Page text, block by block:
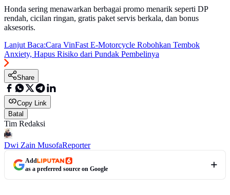
Honda sering menawarkan berbagai promo menarik seperti DP
rendah, cicilan ringan, gratis paket servis berkala, dan bonus
aksesoris.
Lanjut Baca:Cara VinFast E-Motorcycle Robohkan Tembok
Anxiety, Hapus Risiko dari Pundak Pembelinya
Share
Copy Link
Batal
Tim Redaksi
Dwi Zain MusofaReporter
Add
as a preferred source on Google